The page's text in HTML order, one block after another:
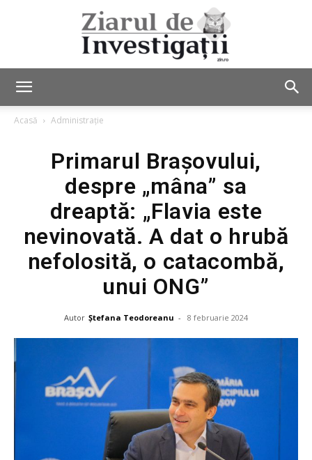
de
Acasă Administrație
Primarul Brașovului,
despre „mâna” sa
dreaptă: „Flavia este
nevinovată. A dat o hrubă
nefolosită, o catacombă,
unui ONG”
Autor Ștefana Teodoreanu - 8 februarie 2024